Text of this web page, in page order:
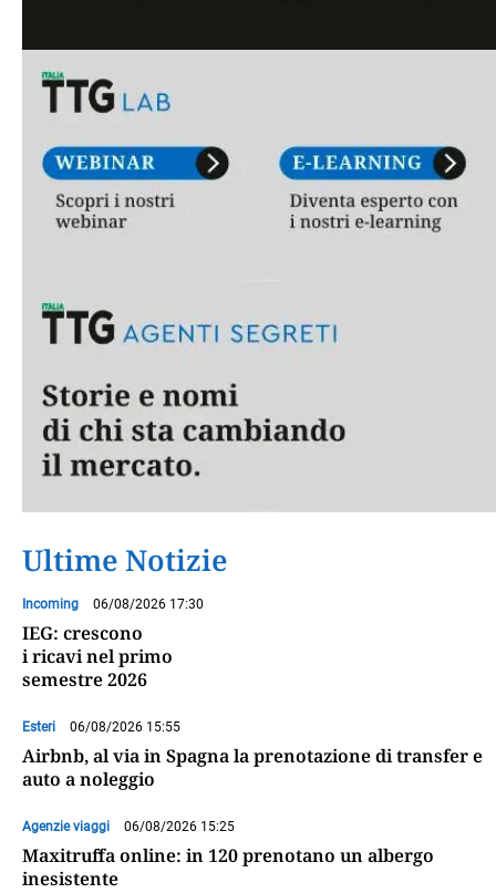
Ultime Notizie
Incoming 06/08/2026 17:30
IEG: crescono
i ricavi nel primo
semestre 2026
Esteri 06/08/2026 15:55
Airbnb, al via in Spagna la prenotazione di transfer e
auto a noleggio
Agenzie viaggi 06/08/2026 15:25
Maxitruffa online: in 120 prenotano un albergo
inesistente